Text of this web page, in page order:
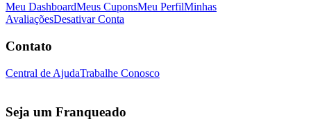
Meu DashboardMeus CuponsMeu PerfilMinhas
AvaliaçõesDesativar Conta
Contato
Central de AjudaTrabalhe Conosco
Seja um Franqueado